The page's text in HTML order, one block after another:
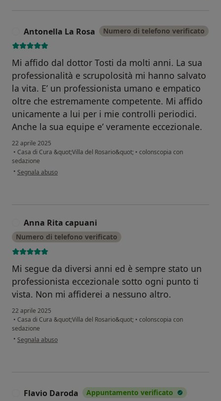
Antonella La Rosa Numero di telefono verificato
Mi affido dal dottor Tosti da molti anni. La sua
professionalità e scrupolosità mi hanno salvato
la vita. E’ un professionista umano e empatico
oltre che estremamente competente. Mi affido
unicamente a lui per i mie controlli periodici.
Anche la sua equipe e’ veramente eccezionale.
22 aprile 2025
• Casa di Cura &quot;Villa del Rosario&quot; • colonscopia con
sedazione
• secondo l'opinione dell'utente Antonella La Rosa
Segnala abuso
Anna Rita capuani
Numero di telefono verificato
Mi segue da diversi anni ed è sempre stato un
professionista eccezionale sotto ogni punto ti
vista. Non mi affiderei a nessuno altro.
22 aprile 2025
• Casa di Cura &quot;Villa del Rosario&quot; • colonscopia con
sedazione
• secondo l'opinione dell'utente Anna Rita capuani
Segnala abuso
Flavio Daroda Appuntamento verificato